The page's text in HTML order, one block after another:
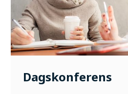
Dagskonferens